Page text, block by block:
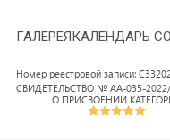
ГАЛЕРЕЯКАЛЕНДАРЬ
Номер реестровой записи:
СВИДЕТЕЛЬСТВО № АА-035-2022/
О ПРИСВОЕНИИ